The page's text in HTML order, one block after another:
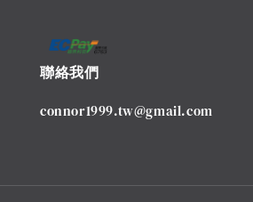
聯絡我們
connor1999.tw@gmail.com